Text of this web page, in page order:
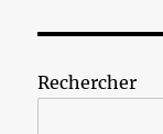
Rechercher